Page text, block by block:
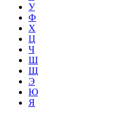
У
Ф
Х
Ц
Ч
Ш
Щ
Э
Ю
Я